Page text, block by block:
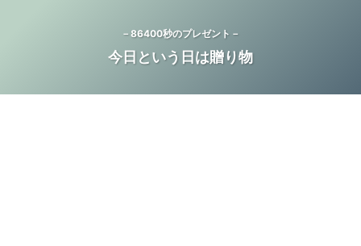
－86400秒のプレゼント－
今日という日は贈り物